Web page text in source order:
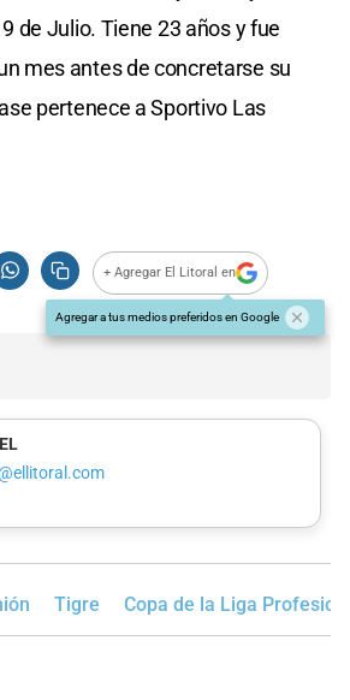
de Julio. Tiene 23 años y fue
mes antes de concretarse su
pertenece a Sportivo Las
+ Agregar El Litoral en
Agregar a tus medios preferidos en Google
Tigre Copa de la Liga